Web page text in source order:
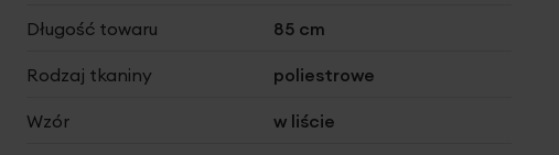
Długość towaru 85 cm
Rodzaj tkaniny poliestrowe
Wzór w liście